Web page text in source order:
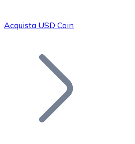
Bitcoin
Acquista USD Coin